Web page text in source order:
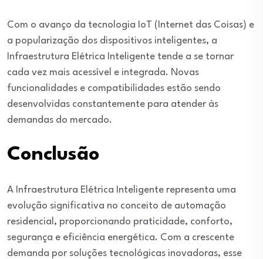
Com o avanço da tecnologia IoT (Internet das Coisas) e
a popularização dos dispositivos inteligentes, a
Infraestrutura Elétrica Inteligente tende a se tornar
cada vez mais acessível e integrada. Novas
funcionalidades e compatibilidades estão sendo
desenvolvidas constantemente para atender às
demandas do mercado.
Conclusão
A Infraestrutura Elétrica Inteligente representa uma
evolução significativa no conceito de automação
residencial, proporcionando praticidade, conforto,
segurança e eficiência energética. Com a crescente
demanda por soluções tecnológicas inovadoras, esse